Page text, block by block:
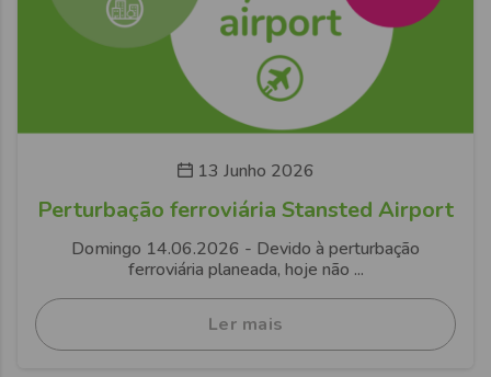
13 Junho 2026
Perturbação ferroviária Stansted Airport
Domingo 14.06.2026 - Devido à perturbação
ferroviária planeada, hoje não ...
Ler mais